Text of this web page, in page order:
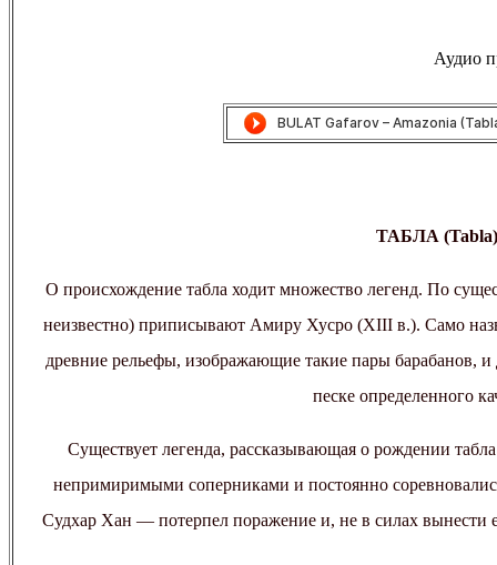
Аудио
ТАБЛА
О происхождение табла ходит множество легенд. По
неизвестно) приписывают Амиру Хусро (XIII в.). Само
древние рельефы, изображающие такие пары барабанов,
песке определенного
Существует легенда, рассказывающая о рождении
непримиримыми соперниками и постоянно
Судхар Хан — потерпел поражение и, не в силах вынести